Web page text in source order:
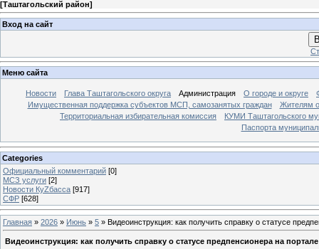
[Таштагольский район]
Вход на сайт
Меню сайта
Новости Глава Таштагольского округа Администрация О городе и округе
Имущественная поддержка субъектов МСП, самозанятых граждан
Жителям
Территориальная избирательная комиссия
КУМИ Таштагольского
Паспорта
Categories
Официальный комментарий [0]
МСЗ услуги [2]
Новости КуZбасса [917]
СФР [628]
Главная » 2026 » Июнь » 5 » Видеоинструкция: как получить справку о статусе
Видеоинструкция: как получить справку о статусе предпенсионера на портале